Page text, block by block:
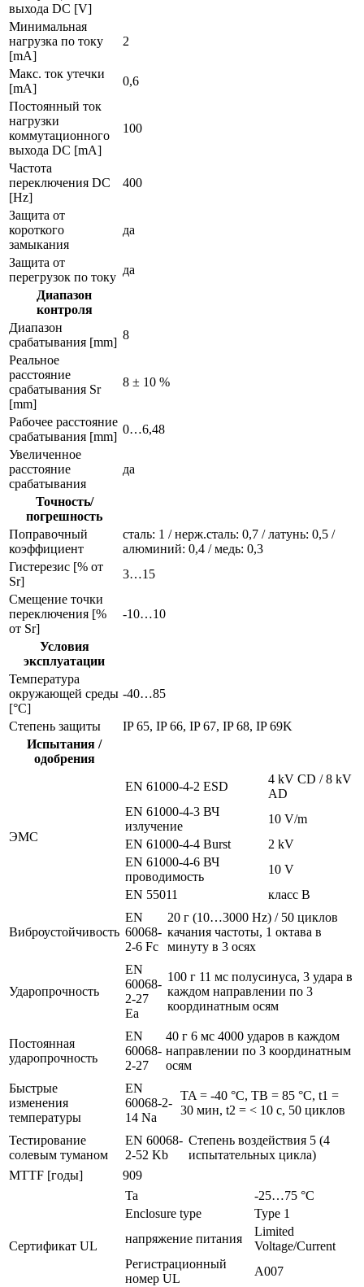
выхода DC [V]
Минимальная
нагрузка по току
[mA]
2
Макс. ток утечки
[mA]
0,6
Постоянный ток
нагрузки
коммутационного
выхода DC [mA]
100
Частота
переключения DC
[Hz]
400
Защита от
короткого
замыкания
да
Защита от
перегрузок по току
да
Диапазон
контроля
Диапазон
срабатывания [mm]
8
Реальное
расстояние
срабатывания Sr
[mm]
8 ± 10 %
Рабочее расстояние
срабатывания [mm]
0…6,48
Увеличенное
расстояние
срабатывания
да
Точность/
погрешность
Поправочный
коэффициент
сталь: 1 / нерж.сталь: 0,7 / латунь: 0,5 /
алюминий: 0,4 / медь: 0,3
Гистерезис [% от
Sr]
3…15
Смещение точки
переключения [%
от Sr]
-10…10
Условия
эксплуатации
Температура
окружающей среды
[°C]
-40…85
Степень защиты
IP 65, IP 66, IP 67, IP 68, IP 69K
Испытания /
одобрения
ЭMC
EN 61000-4-2 ESD
4 kV CD / 8 kV
AD
EN 61000-4-3 ВЧ
излучение
10 V/m
EN 61000-4-4 Burst
2 kV
EN 61000-4-6 ВЧ
проводимость
10 V
EN 55011
класс B
Виброустойчивость
EN
60068-
2-6 Fc
20 г (10…3000 Hz) / 50 циклов
качания частоты, 1 октава в
минуту в 3 осях
Ударопрочность
EN
60068-
2-27
Ea
100 г 11 мс полусинуса, 3 удара в
каждом направлении по 3
координатным осям
Постоянная
ударопрочность
EN
60068-
2-27
40 г 6 мс 4000 ударов в каждом
направлении по 3 координатным
осям
Быстрые
изменения
температуры
EN
60068-2-
14 Na
TA = -40 °C, TB = 85 °C, t1 =
30 мин, t2 = < 10 с, 50 циклов
Тестирование
солевым туманом
EN 60068-
2-52 Kb
Степень воздействия 5 (4
испытательных цикла)
MTTF [годы]
909
Сертификат UL
Ta
-25…75 °C
Enclosure type
Type 1
напряжение питания
Limited
Voltage/Current
Регистрационный
номер UL
A007